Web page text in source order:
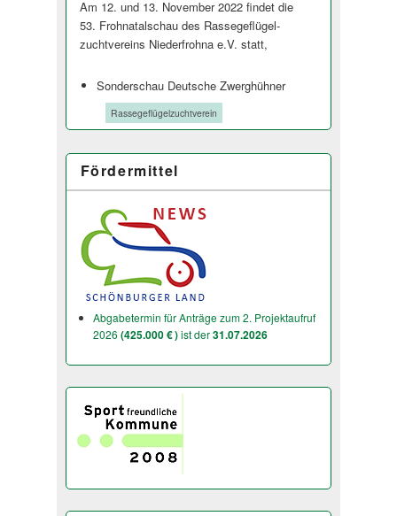
Am 12. und 13. November 2022 findet die
53. Frohnatalschau des Rassegeflügel­
zuchtvereins Niederfrohna e.V. statt,
Sonderschau Deutsche Zwerghühner
Rassegeflügelzuchtverein
Fördermittel
Abgabetermin für Anträge zum 2. Projektaufruf
2026 (425.000 € )ist der31.07.2026